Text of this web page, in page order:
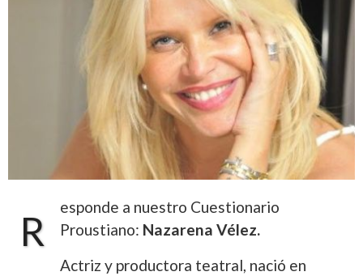
R
esponde a nuestro Cuestionario
Proustiano: Nazarena Vélez.
Actriz y productora teatral, nació en